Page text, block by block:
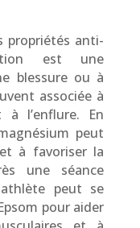
propriétés anti-
est une
blessure ou à
associée à
l’enflure. En
peut
à favoriser la
une séance
peut se
pour aider